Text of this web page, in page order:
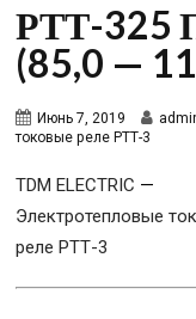
РТТ-325
(85,0 —
Июнь 7, 2019
токовые реле РТТ-3
TDM ELECTRIC —
Электротепловые
реле РТТ-3